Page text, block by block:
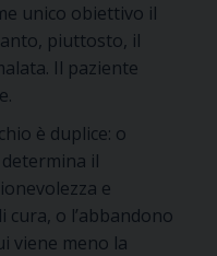
unico obiettivo il
piuttosto, il
Il paziente
è duplice: o
il
e
o l’abbandono
viene meno la